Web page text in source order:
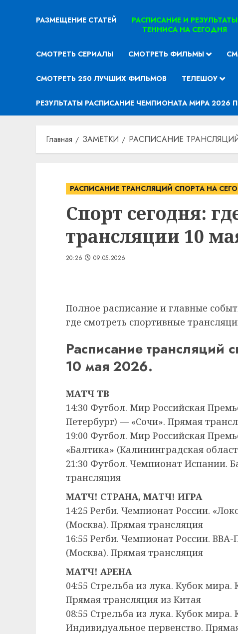
РАЗМЕЩЕНИЕ СТАТЕЙ
РАСПИСАНИЕ И РЕЗУЛЬТАТЫ
ТЕННИСА НА СЕГОДНЯ
СМОТРЕТЬ СЕРИАЛЫ СМОТРЕТЬ ФИЛЬМЫ
СМОТРЕТЬ 250 ЛУЧШИХ ФИЛЬМОВ ТЕЛЕШОУ
РЕЗУЛЬТАТЫ РАСПИСАНИЕ ЧЕМПИОНАТА МИРА 2026
Главная ЗАМЕТКИ РАСПИСАНИЕ
РАСПИСАНИЕ ТРАНСЛЯЦИЙ СПОРТА НА
Спорт сегодня:
трансляции 10
20:26 09.05.2026
Полное расписание и главные
где смотреть спортивные
Расписание трансляций
10 мая 2026.
МАТЧ ТВ
14:30 Футбол. Мир Российская
Петербург) — «Сочи». Прямая
19:00 Футбол. Мир Российская
«Балтика» (Калининградская
21:30 Футбол. Чемпионат Испании.
трансляция
МАТЧ! СТРАНА, МАТЧ! ИГРА
14:25 Регби. Чемпионат России.
(Москва). Прямая трансляция
16:55 Регби. Чемпионат России.
(Москва). Прямая трансляция
МАТЧ! АРЕНА
04:55 Стрельба из лука. Кубок
Прямая трансляция из Китая
08:55 Стрельба из лука. Кубок мира.
Индивидуальное первенство.